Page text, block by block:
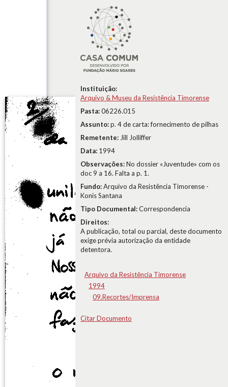
Instituição:
Arquivo & Museu da Resistência Timorense
Pasta:06226.015
Assunto:p. 4 de carta: fornecimento de pilhas
Remetente: Jill Jolliffer
Data: 1994
Observações:No dossier «Juventude» com os
doc 9 a 16. Falta a p. 1.
Fundo:Arquivo da Resistência Timorense -
Konis Santana
Tipo Documental:Correspondencia
Direitos:
A publicação, total ou parcial, deste documento
exige prévia autorização da entidade
detentora.
Arquivo da Resistência Timorense
1994
09.Recortes/Imprensa
Citar Documento